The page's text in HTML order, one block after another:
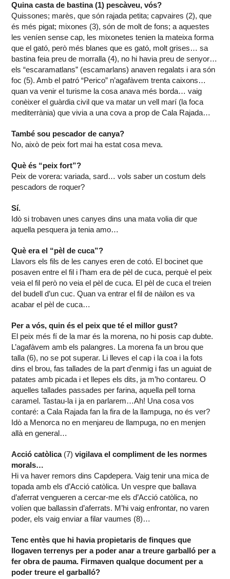
Quina casta de bastina (1) pescàveu, vós?
Quissones; marès, que són rajada petita; capvaires (2), que
és més pigat; mixones (3), són de molt de fons; a aquestes
les veníen sense cap, les mixonetes tenien la mateixa forma
que el gató, però més blanes que es gató, molt grises… sa
bastina feia preu de morralla (4), no hi havia preu de senyor…
els “escaramatlans” (escamarlans) anaven regalats i ara són
foc (5). Amb el patró “Perico” n’agafàvem trenta caixons…
quan va venir el turisme la cosa anava més borda… vaig
conèixer el guàrdia civil que va matar un vell marí (la foca
mediterrània) que vivia a una cova a prop de Cala Rajada…
També sou pescador de canya?
No, això de peix fort mai ha estat cosa meva.
Què és “peix fort”?
Peix de vorera: variada, sard… vols saber un costum dels
pescadors de roquer?
Sí.
Idò si trobaven unes canyes dins una mata volia dir que
aquella pesquera ja tenia amo…
Què era el “pèl de cuca”?
Llavors els fils de les canyes eren de cotó. El bocinet que
posaven entre el fil i l’ham era de pèl de cuca, perquè el peix
veia el fil però no veia el pèl de cuca. El pèl de cuca el treien
del budell d’un cuc. Quan va entrar el fil de nàilon es va
acabar el pèl de cuca…
Per a vós, quin és el peix que té el millor gust?
El peix més fí de la mar és la morena, no hi posis cap dubte.
L’agafàvem amb els palangres. La morena fa un brou que
talla (6), no se pot superar. Li lleves el cap i la coa i la fots
dins el brou, fas tallades de la part d’enmig i fas un aguiat de
patates amb picada i et llepes els dits, ja m’ho contareu. O
aquelles tallades passades per farina, aquella pell torna
caramel. Tastau-la i ja en parlarem…Ah! Una cosa vos
contaré: a Cala Rajada fan la fira de la llampuga, no és ver?
Idò a Menorca no en menjareu de llampuga, no en menjen
allà en general…
Acció catòlica (7) vigilava el compliment de les normes
morals…
Hi va haver remors dins Capdepera. Vaig tenir una mica de
topada amb els d’Acció catòlica. Un vespre que ballava
d’aferrat vengueren a cercar-me els d’Acció catòlica, no
volíen que ballassin d’aferrats. M’hi vaig enfrontar, no varen
poder, els vaig enviar a filar vaumes (8)…
Tenc entès que hi havia propietaris de finques que
llogaven terrenys per a poder anar a treure garballó per a
fer obra de pauma. Firmaven qualque document per a
poder treure el garballó?